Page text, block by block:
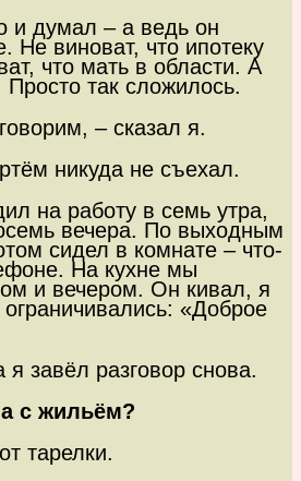
и думал – а ведь он
Не виноват, что ипотеку
что мать в области. А
так сложилось.
– сказал я.
никуда не съехал.
на работу в семь утра,
вечера. По выходным
сидел в комнате – что-
На кухне мы
и вечером. Он кивал, я
«Доброе
завёл разговор снова.
с жильём?
тарелки.